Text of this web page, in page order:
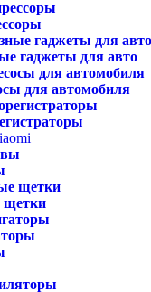
гаджеты для авто
для автомобиля
щетки